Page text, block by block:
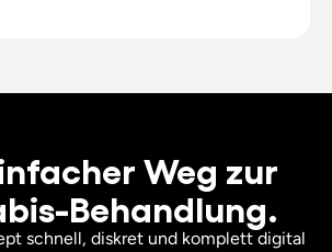
Weg zur
Behandlung.
schnell, diskret und komplett digital